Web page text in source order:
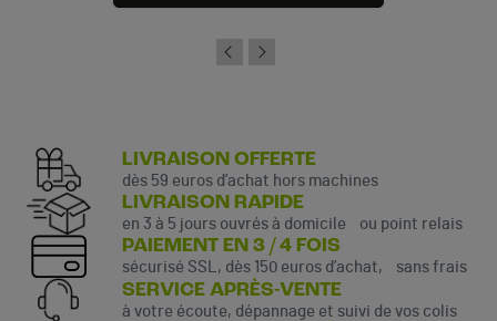
LIVRAISON OFFERTE
dès 59 euros d’achat hors machines
LIVRAISON RAPIDE
en 3 à 5 jours ouvrés à domicile ou point relais
PAIEMENT EN 3 / 4 FOIS
sécurisé SSL, dès 150 euros d’achat, sans frais
SERVICE APRÈS-VENTE
à votre écoute, dépannage et suivi de vos colis